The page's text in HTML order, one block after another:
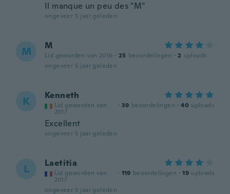
Il manque un peu des "M"
ongeveer 5 jaar geleden
M M
Lid geworden van 2016 · 25 beoordelingen · 2 uploads
ongeveer 5 jaar geleden
K Kenneth
Lid geworden van
2017
· 39 beoordelingen · 40 uploads
Excellent
ongeveer 5 jaar geleden
L Laetitia
Lid geworden van
2017
· 119 beoordelingen · 19 uploads
ongeveer 5 jaar geleden